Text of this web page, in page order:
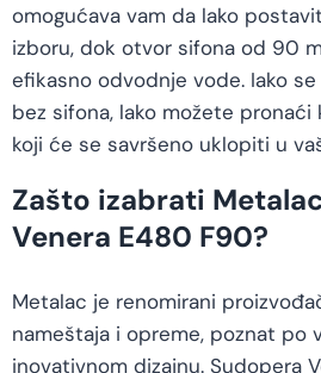
omogućava vam da lako
izboru, dok otvor sifona od 90
efikasno odvodnje vode. Iako
bez sifona, lako možete
koji će se savršeno uklopiti u
Zašto izabrati
Venera E480 F90?
Metalac je renomirani
nameštaja i opreme, poznat po
inovativnom dizajnu. Sudopera